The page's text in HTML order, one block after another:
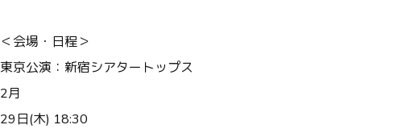
＜会場・日程＞
東京公演：新宿シアタートップス
2月
29日(木) 18:30